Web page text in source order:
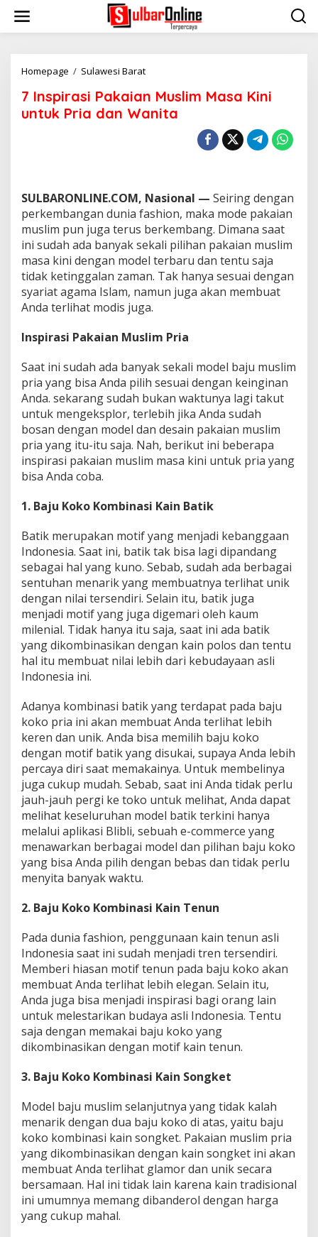
i
Homepage / Sulawesi Barat
n
s
p
P
a
k
a
i
a
n
M
s
i
M
a
s
a
K
i
n
u
u
P
r
i
a
d
a
W
a
n
i
7 Inspirasi Pakaian Muslim Masa Kini
untuk Pria dan Wanita
SULBARONLINE.COM, Nasional — Seiring dengan
perkembangan dunia fashion, maka mode pakaian
muslim pun juga terus berkembang. Dimana saat
ini sudah ada banyak sekali pilihan pakaian muslim
masa kini dengan model terbaru dan tentu saja
tidak ketinggalan zaman. Tak hanya sesuai dengan
syariat agama Islam, namun juga akan membuat
Anda terlihat modis juga.
Inspirasi Pakaian Muslim Pria
Saat ini sudah ada banyak sekali model baju muslim
pria yang bisa Anda pilih sesuai dengan keinginan
Anda. sekarang sudah bukan waktunya lagi takut
untuk mengeksplor, terlebih jika Anda sudah
bosan dengan model dan desain pakaian muslim
pria yang itu-itu saja. Nah, berikut ini beberapa
inspirasi pakaian muslim masa kini untuk pria yang
bisa Anda coba.
1. Baju Koko Kombinasi Kain Batik
Batik merupakan motif yang menjadi kebanggaan
Indonesia. Saat ini, batik tak bisa lagi dipandang
sebagai hal yang kuno. Sebab, sudah ada berbagai
sentuhan menarik yang membuatnya terlihat unik
dengan nilai tersendiri. Selain itu, batik juga
menjadi motif yang juga digemari oleh kaum
milenial. Tidak hanya itu saja, saat ini ada batik
yang dikombinasikan dengan kain polos dan tentu
hal itu membuat nilai lebih dari kebudayaan asli
Indonesia ini.
Adanya kombinasi batik yang terdapat pada baju
koko pria ini akan membuat Anda terlihat lebih
keren dan unik. Anda bisa memilih baju koko
dengan motif batik yang disukai, supaya Anda lebih
percaya diri saat memakainya. Untuk membelinya
juga cukup mudah. Sebab, saat ini Anda tidak perlu
jauh-jauh pergi ke toko untuk melihat, Anda dapat
melihat keseluruhan model batik terkini hanya
melalui aplikasi Blibli, sebuah e-commerce yang
menawarkan berbagai model dan pilihan baju koko
yang bisa Anda pilih dengan bebas dan tidak perlu
menyita banyak waktu.
2. Baju Koko Kombinasi Kain Tenun
Pada dunia fashion, penggunaan kain tenun asli
Indonesia saat ini sudah menjadi tren tersendiri.
Memberi hiasan motif tenun pada baju koko akan
membuat Anda terlihat lebih elegan. Selain itu,
Anda juga bisa menjadi inspirasi bagi orang lain
untuk melestarikan budaya asli Indonesia. Tentu
saja dengan memakai baju koko yang
dikombinasikan dengan motif kain tenun.
3. Baju Koko Kombinasi Kain Songket
Model baju muslim selanjutnya yang tidak kalah
menarik dengan dua baju koko di atas, yaitu baju
koko kombinasi kain songket. Pakaian muslim pria
yang dikombinasikan dengan kain songket ini akan
membuat Anda terlihat glamor dan unik secara
bersamaan. Hal ini tidak lain karena kain tradisional
ini umumnya memang dibanderol dengan harga
yang cukup mahal.